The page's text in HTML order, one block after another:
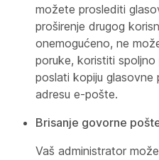
možete proslediti
proširenje drugog
onemogućeno, ne
poruke, koristiti
poslati kopiju glasovne
adresu e-pošte.
Brisanje govorne
Vaš administrator